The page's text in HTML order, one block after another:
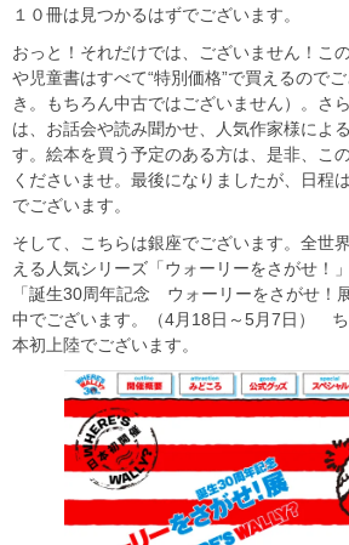
１０冊は見つかるはずでございます。
おっと！それだけでは、ございません！こ
や児童書はすべて“特別価格”で買えるので
き。もちろん中古ではございません）。さ
は、お話会や読み聞かせ、人気作家様によ
す。絵本を買う予定のある方は、是非、こ
くださいませ。最後になりましたが、日程
でございます。
そして、こちらは銀座でございます。全世
える人気シリーズ「ウォーリーをさがせ！
「誕生30周年記念 ウォーリーをさがせ！
中でございます。（4月18日～5月7日）
本初上陸でございます。